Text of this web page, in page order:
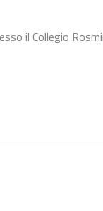
il Collegio